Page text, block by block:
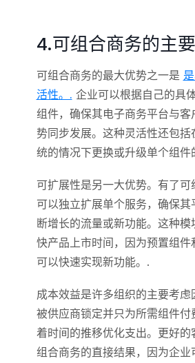
4.可组合商务的主
可组合商务的最大优势之一是
活性。. 企业可以根据自己的具
组件，确保其电子商务平台与客
势同步发展。这种灵活性还包括
统的情况下更换或升级单个组件
可扩展性是另一大优势。有了可
可以独立扩展单个服务，确保其
断增长的流量或新功能。这种模
快产品上市时间，因为预置组件
可以快速实现新功能。.
成本效益是许多组织的主要考虑
被供应商锁定并只为所需组件付
着时间的推移优化支出。更好的
组合商务的直接结果，因为企业